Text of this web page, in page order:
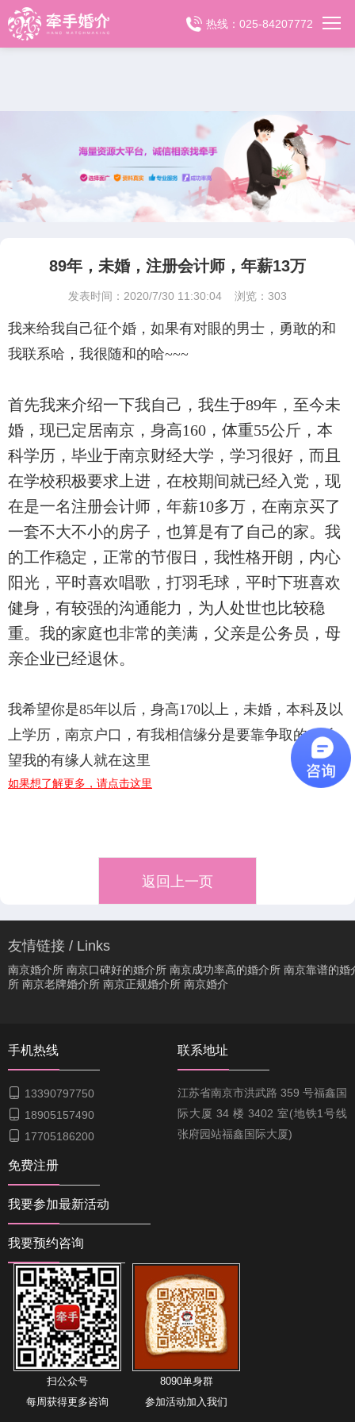
热线：025-84207772
89年，未婚，注册会计师，年薪13万
发表时间：2020/7/30 11:30:04 浏览： 303
我来给我自己征个婚，如果有对眼的男士，勇敢的和
我联系哈，我很随和的哈~~~
首先我来介绍一下我自己，我生于89年，至今未
婚，现已定居南京，身高160，体重55公斤，本
科学历，毕业于南京财经大学，学习很好，而且
在学校积极要求上进，在校期间就已经入党，现
在是一名注册会计师，年薪10多万，在南京买了
一套不大不小的房子，也算是有了自己的家。我
的工作稳定，正常的节假日，我性格开朗，内心
阳光，平时喜欢唱歌，打羽毛球，平时下班喜欢
健身，有较强的沟通能力，为人处世也比较稳
重。我的家庭也非常的美满，父亲是公务员，母
亲企业已经退休。
我希望你是85年以后，身高170以上，未婚，本科及以
上学历，南京户口，有我相信缘分是要靠争取的，希
望我的有缘人就在这里
如果想了解更多，请点击这里
返回上一页
友情链接 / Links
南京婚介所 南京口碑好的婚介所 南京成功率高的婚介所 南京靠谱的婚
所 南京老牌婚介所 南京正规婚介所 南京婚介
手机热线
 13390797750
 18905157490
 17705186200
联系地址
江苏省南京市洪武路 359 号福鑫国
际大厦 34 楼 3402 室(地铁1号线
张府园站福鑫国际大厦)
免费注册
我要参加最新活动
我要预约咨询
扫公众号
每周获得更多咨询
8090单身群
参加活动加入我们